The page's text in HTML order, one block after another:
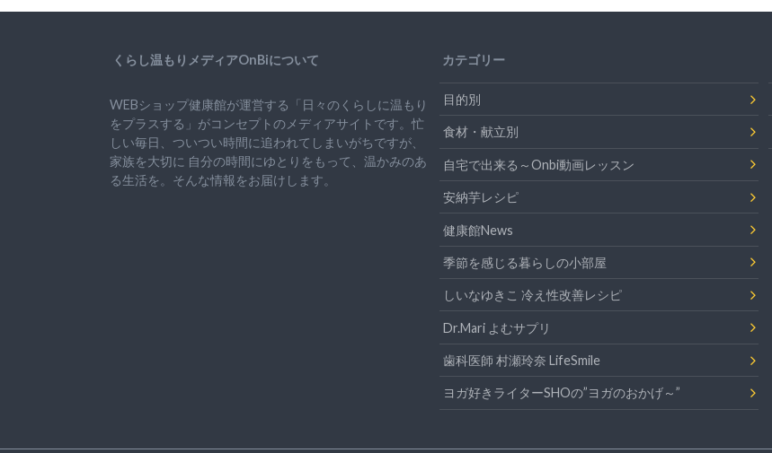
くらし温もりメディアOnBiについて
WEBショップ健康館が運営する「日々のくらしに温もり
をプラスする」がコンセプトのメディアサイトです。忙
しい毎日、ついつい時間に追われてしまいがちですが、
家族を大切に 自分の時間にゆとりをもって、 温かみのあ
る生活を。そんな情報をお届けします。
カテゴリー
目的別
食材・献立別
自宅で出来る～Onbi動画レッスン
安納芋レシピ
健康館News
季節を感じる暮らしの小部屋
しいなゆきこ 冷え性改善レシピ
Dr.Mari よむサプリ
歯科医師 村瀬玲奈 LifeSmile
ヨガ好きライターSHOの”ヨガのおかげ～”